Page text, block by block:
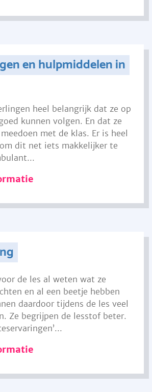
en hulpmiddelen in
heel belangrijk dat ze op
kunnen volgen. En dat ze
met de klas. Er is heel
dit net iets makkelijker te
de les al weten wat ze
en al een beetje hebben
daardoor tijdens de les veel
Ze begrijpen de lesstof beter.